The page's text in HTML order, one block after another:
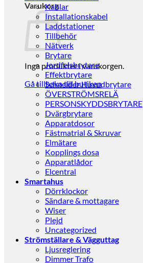
Varukorg
Inga produkter i varukorgen.
Gå tillbaka till butiken
Kablar
Installationskabel
Laddstationer
Tillbehör
Nätverk
Brytare
Jordfelsbrytare
Effektbrytare
Schneider Huvudbrytare
ÖVERSTRÖMSRELÄ
PERSONSKYDDSBRYTARE
Dvärgbrytare
Apparatdosor
Fästmatrial & Skruvar
Elmätare
Kopplings dosa
Apparatlådor
Elcentral
Smartahus
Dörrklockor
Sändare & mottagare
Wiser
Plejd
Uncategorized
Strömställare & Vägguttag
Ljusreglering
Dimmer Trafo